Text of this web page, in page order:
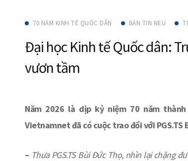
70 NĂM KINH TẾ QUỐC DÂN BẢN TIN NEU
Đại học Kinh tế Quốc dân:
vươn tầm
Năm 2026 là dịpkỷniệm 70 năm
Vietnamnetđã có cuộc trao đổi với
– Thưa PGS.TS Bùi Đức Thọ, nhìn lại chặng